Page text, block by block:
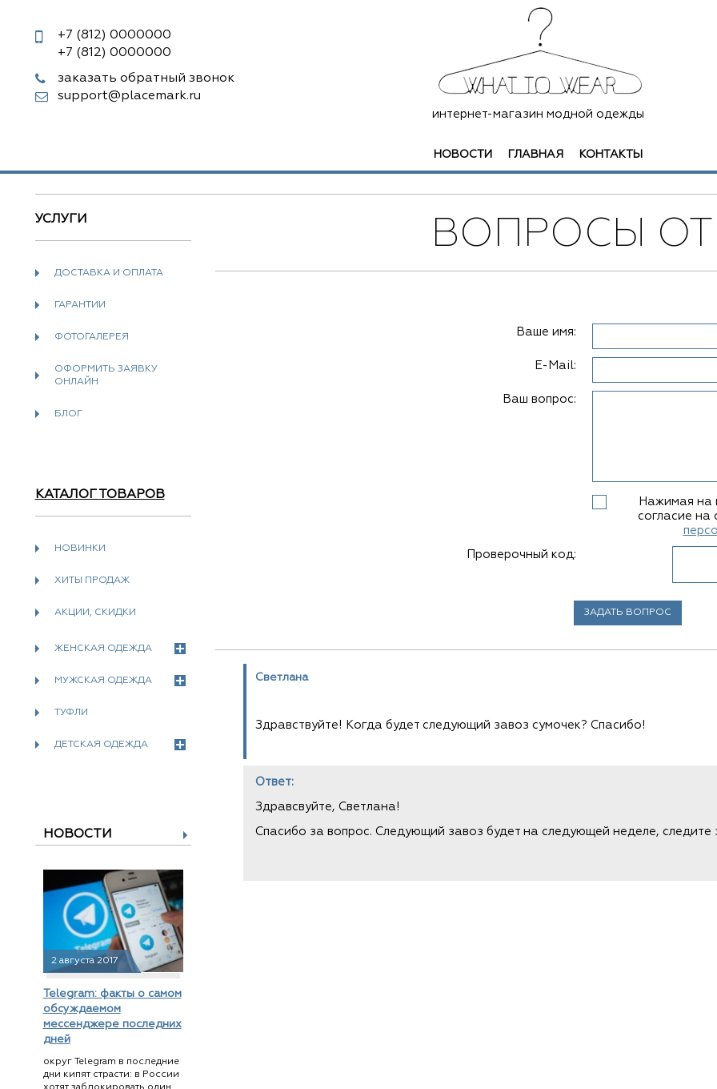
+7 (812) 0000000
+7 (812) 0000000
заказать обратный звонок
support@placemark.ru
интернет-магазин модной одежды
НОВОСТИ ГЛАВНАЯ КОНТАКТЫ
УСЛУГИ
ДОСТАВКА И ОПЛАТА
ГАРАНТИИ
ФОТОГАЛЕРЕЯ
ОФОРМИТЬ ЗАЯВКУ
ОНЛАЙН
БЛОГ
КАТАЛОГ ТОВАРОВ
НОВИНКИ
ХИТЫ ПРОДАЖ
АКЦИИ, СКИДКИ
ЖЕНСКАЯ ОДЕЖДА
МУЖСКАЯ ОДЕЖДА
ТУФЛИ
ДЕТСКАЯ ОДЕЖДА
НОВОСТИ
2 августа 2017
Telegram: факты о самом
обсуждаемом
мессенджере последних
дней
округ Telegram в последние
дни кипят страсти: в России
ВОПРОСЫ
Ваше имя:
E-Mail:
Ваш вопрос:
Нажимая на
согласие на
Проверочный код:
Светлана
Здравствуйте! Когда будет следующий завоз сумочек? Спасибо!
Ответ:
Здравсвуйте, Светлана!
Спасибо за вопрос. Следующий завоз будет на следующей неделе, следите